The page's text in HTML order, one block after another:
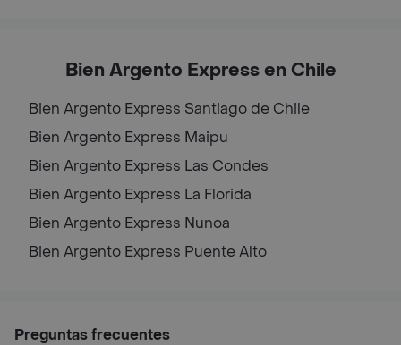
Bien Argento Express en Chile
Bien Argento Express Santiago de Chile
Bien Argento Express Maipu
Bien Argento Express Las Condes
Bien Argento Express La Florida
Bien Argento Express Nunoa
Bien Argento Express Puente Alto
Preguntas frecuentes